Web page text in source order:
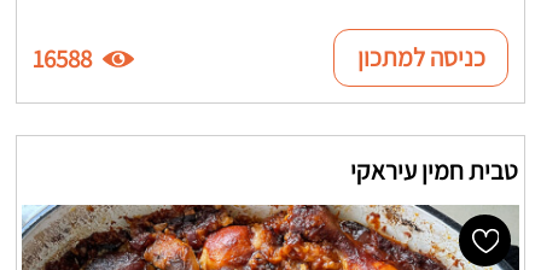
כניסה למתכון 16588
טבית חמין עיראקי